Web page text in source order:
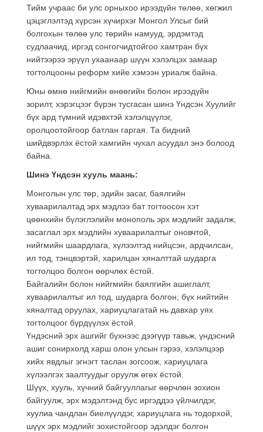
Тийм учраас би улс орныхоо ирээдүйн төлөө, хөгжил
цэцэглэлтэд хүрсэн хүчирхэг Монгол Улсыг бий
болгохын төлөө улс төрийн намууд, эрдэмтэд
судлаачид, иргэд сонгогчидтойгоо хамтран бүх
нийтээрээ эрүүл ухаанаар шүүн хэлэлцэх замаар
тогтолцооны реформ хийе хэмээн уриалж байна.
Юны өмнө нийгмийн өнөөгийн болон ирээдүйн
зорилт, хэрэгцээг бүрэн тусгасан шинэ Үндсэн Хуулийг
бүх ард түмний идэвхтэй хэлэлцүүлэг,
оролцоотойгоор батлан гаргая. Та бидний
шийдвэрлэх ёстой хамгийн чухал асуудал энэ болоод
байна.
Шинэ Үндсэн хууль маань:
Монголын улс төр, эдийн засаг, баялгийн
хуваарилалтад эрх мэдлээ бат тогтоосон хэт
цөөнхийн бүлэглэлийн монополь эрх мэдлийг задалж,
засаглал эрх мэдлийн хуваарилалтыг оновчтой,
нийгмийн шаардлага, хүлээлтэд нийцсэн, ардчилсан,
ил тод, тэнцвэртэй, харилцан хяналттай шударга
тогтолцоо болгон өөрчлөх ёстой.
Байгалийн болон нийгмийн баялгийн ашиглалт,
хуваарилалтыг ил тод, шударга болгон, бүх нийтийн
хяналтад оруулах, хариуцлагатай нь давхар уях
тогтолцоог бүрдүүлэх ёстой.
Үндэсний эрх ашгийг бүхнээс дээгүүр тавьж, үндэсний
ашиг сонирхолд харш олон улсын гэрээ, хэлэлцээр
хийх явдлыг эгнэгт таслан зогсоож, хариуцлага
хүлээлгэх заалтуудыг оруулж өгөх ёстой.
Шүүх, хууль, хүчний байгууллагыг өөрчлөн зохион
байгуулж, эрх мэдэлтэнд бус иргэддээ үйлчилдэг,
хуулиа чандлан биелүүлдэг, хариуцлага нь тодорхой,
шүүх эрх мэдлийг зохистойгоор эдэлдэг болгон